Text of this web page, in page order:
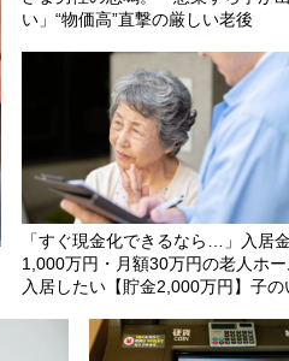
い」“物価高”直撃の厳しい老後
「すぐ現金化できるなら…」入居
1,000万円・月額30万円の老人ホ
入居したい【貯金2,000万円】子の
で〈叔母の自宅マンション〉が1億
売れたワケ